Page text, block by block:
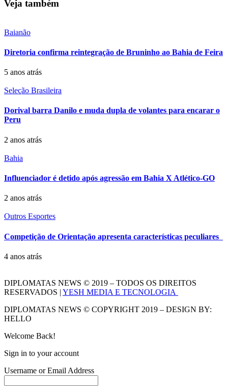
Veja também
Baianão
Diretoria confirma reintegração de Bruninho ao Bahia de Feira
5 anos atrás
Seleção Brasileira
Dorival barra Danilo e muda dupla de volantes para encarar o
Peru
2 anos atrás
Bahia
Influenciador é detido após agressão em Bahia X Atlético-GO
2 anos atrás
Outros Esportes
Competição de Orientação apresenta características peculiares
4 anos atrás
DIPLOMATAS NEWS © 2019 – TODOS OS DIREITOS
RESERVADOS | YESH MEDIA E TECNOLOGIA
DIPLOMATAS NEWS © COPYRIGHT 2019 – DESIGN BY:
HELLO
Welcome Back!
Sign in to your account
Username or Email Address